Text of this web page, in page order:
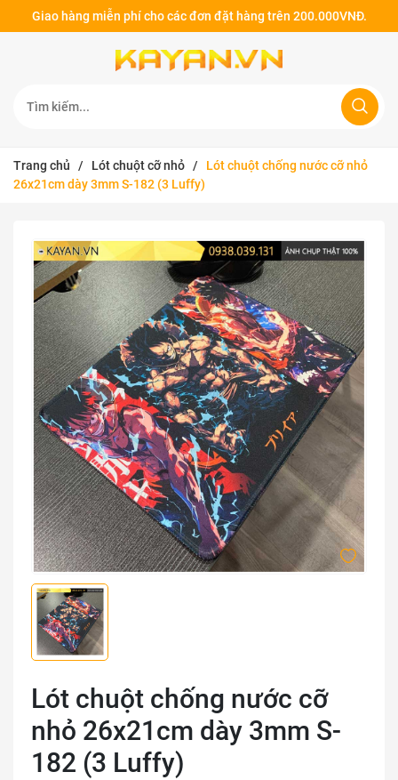
Giao hàng miễn phí cho các đơn đặt hàng trên 200.000VNĐ.
Trang chủ / Lót chuột cỡ nhỏ /
Lót chuột chống nước cỡ nhỏ
26x21cm dày 3mm S-182 (3 Luffy)
Lót chuột chống nước cỡ
nhỏ 26x21cm dày 3mm S-
182 (3 Luffy)